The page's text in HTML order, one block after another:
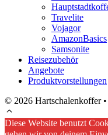
Travelite
Vojagor
AmazonBasics
Samsonite
Reisezubehör
Angebote
Produktvorstellungen
© 2026 Hartschalenkoffer•
Diese Website benutzt